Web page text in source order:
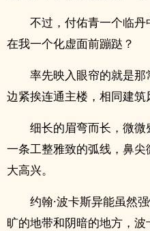
不过，付佑青一个临
在我一个化虚面前蹦跶？
率先映入眼帘的就是
边紧挨连通主楼，相同建筑
细长的眉弯而长，微
一条工整雅致的弧线，鼻
大高兴。
约翰·波卡斯异能虽然
旷的地带和阴暗的地方，波